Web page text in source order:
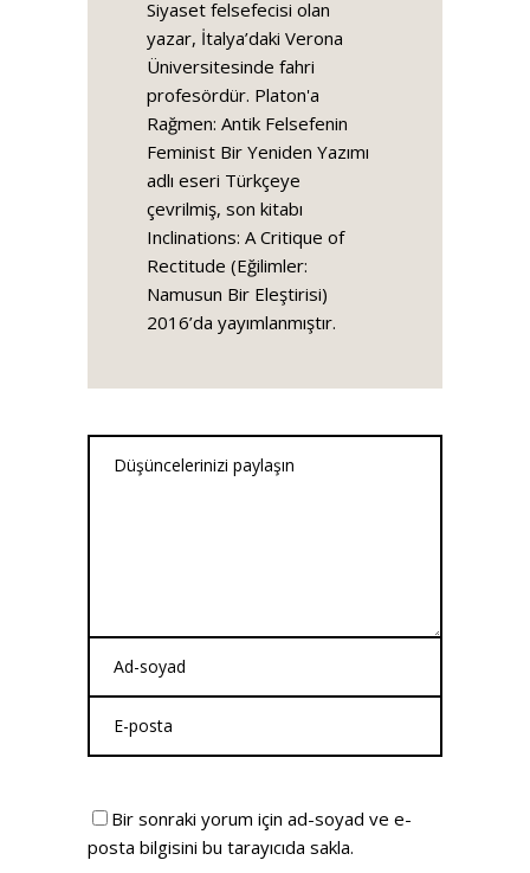
Siyaset felsefecisi olan
yazar, İtalya’daki Verona
Üniversitesinde fahri
profesördür. Platon'a
Rağmen: Antik Felsefenin
Feminist Bir Yeniden Yazımı
adlı eseri Türkçeye
çevrilmiş, son kitabı
Inclinations: A Critique of
Rectitude (Eğilimler:
Namusun Bir Eleştirisi)
2016’da yayımlanmıştır.
Bir sonraki yorum için ad-soyad ve e-
posta bilgisini bu tarayıcıda sakla.